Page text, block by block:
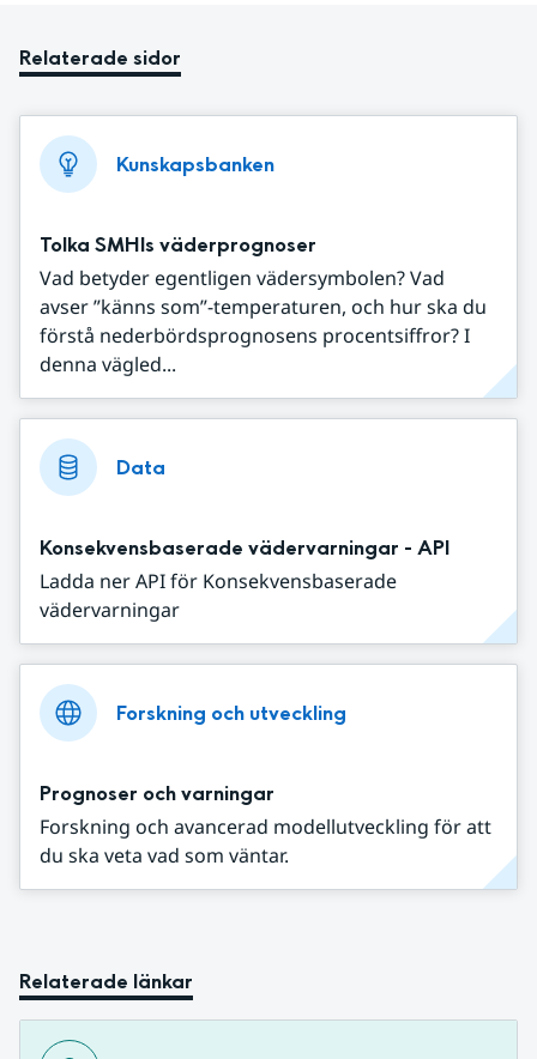
Relaterade sidor
Kunskapsbanken
Tolka SMHIs väderprognoser
Vad betyder egentligen vädersymbolen? Vad
avser ”känns som”-temperaturen, och hur ska du
förstå nederbördsprognosens procentsiffror? I
denna vägled...
Data
Konsekvensbaserade vädervarningar - API
Ladda ner API för Konsekvensbaserade
vädervarningar
Forskning och utveckling
Prognoser och varningar
Forskning och avancerad modellutveckling för att
du ska veta vad som väntar.
Relaterade länkar